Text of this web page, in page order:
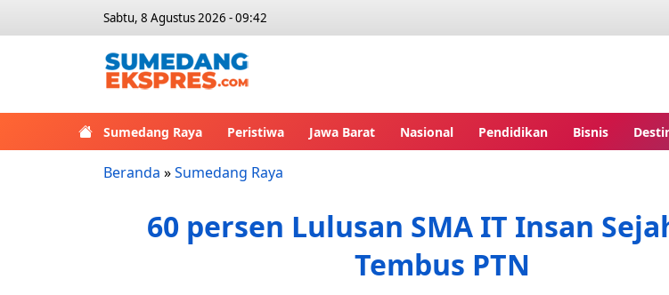
Sabtu, 8 Agustus 2026 - 09:42
Sumedang Raya Peristiwa Jawa Barat Nasional Pendidikan Bisnis
Beranda »Sumedang Raya
60 persen Lulusan SMA IT Insan
Tembus PTN